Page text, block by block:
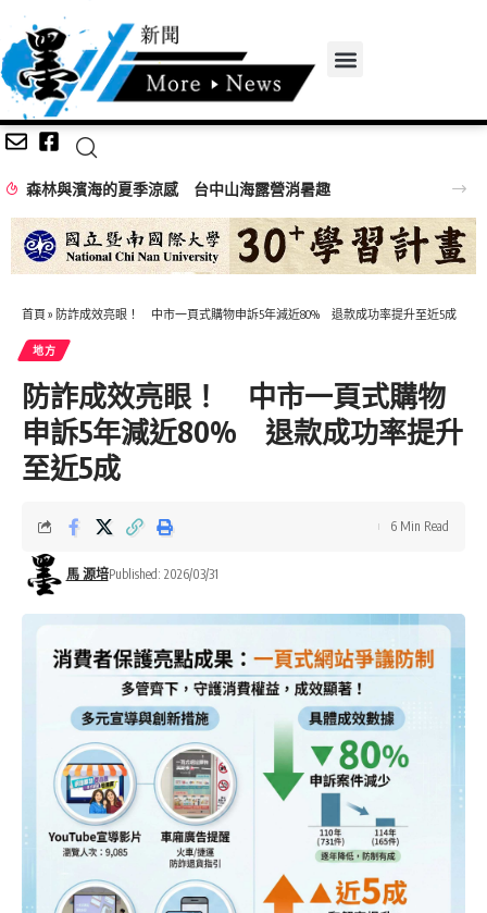
森林與濱海的夏季涼感 台中山海露營消暑趣
首頁 » 防詐成效亮眼！ 中市一頁式購物申訴5年減近80% 退款成功率提升至近5成
地方
防詐成效亮眼！ 中市一頁式購物
申訴5年減近80% 退款成功率提升
至近5成
馬 源培Published: 2026/03/31
6 Min Read